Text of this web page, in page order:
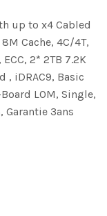
up to x4 Cabled
Cache, 4C/4T,
2* 2TB 7.2K
, iDRAC9, Basic
LOM, Single,
Garantie 3ans